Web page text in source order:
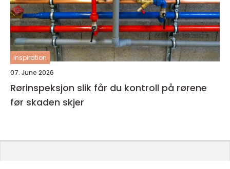
inspiration
07. June 2026
Rørinspeksjon slik får du kontroll på rørene
før skaden skjer